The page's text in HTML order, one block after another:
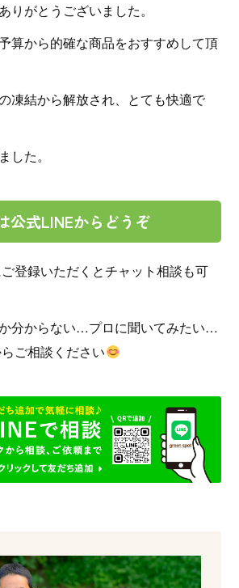
りがとうございました。
算から的確な商品をおすすめして頂
凍結から解放され、とても快適で
した。
公式LINEからどうぞ
登録いただくとチャット相談も可
分からない…プロに聞いてみたい…
ご相談ください